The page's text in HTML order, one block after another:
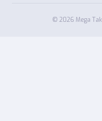
© 2026 Mega